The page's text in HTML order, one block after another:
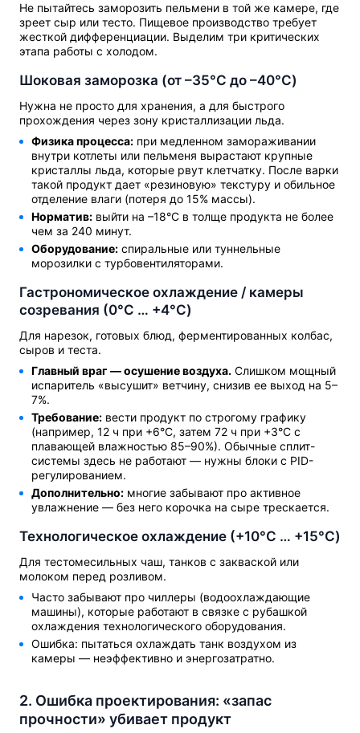
Не пытайтесь заморозить пельмени в той же камере, где
зреет сыр или тесто. Пищевое производство требует
жесткой дифференциации. Выделим три критических
этапа работы с холодом.
Шоковая заморозка (от –35°C до –40°C)
Нужна не просто для хранения, а для быстрого
прохождения через зону кристаллизации льда.
Физика процесса: при медленном замораживании
внутри котлеты или пельменя вырастают крупные
кристаллы льда, которые рвут клетчатку. После варки
такой продукт дает «резиновую» текстуру и обильное
отделение влаги (потеря до 15% массы).
Норматив: выйти на –18°C в толще продукта не более
чем за 240 минут.
Оборудование: спиральные или туннельные
морозилки с турбовентиляторами.
Гастрономическое охлаждение / камеры
созревания (0°C … +4°C)
Для нарезок, готовых блюд, ферментированных колбас,
сыров и теста.
Главный враг — осушение воздуха. Слишком мощный
испаритель «высушит» ветчину, снизив ее выход на 5–
7%.
Требование: вести продукт по строгому графику
(например, 12 ч при +6°C, затем 72 ч при +3°C с
плавающей влажностью 85–90%). Обычные сплит-
системы здесь не работают — нужны блоки с PID-
регулированием.
Дополнительно: многие забывают про активное
увлажнение — без него корочка на сыре трескается.
Технологическое охлаждение (+10°C … +15°C)
Для тестомесильных чаш, танков с закваской или
молоком перед розливом.
Часто забывают про чиллеры (водоохлаждающие
машины), которые работают в связке с рубашкой
охлаждения технологического оборудования.
Ошибка: пытаться охлаждать танк воздухом из
камеры — неэффективно и энергозатратно.
2. Ошибка проектирования: «запас
прочности» убивает продукт